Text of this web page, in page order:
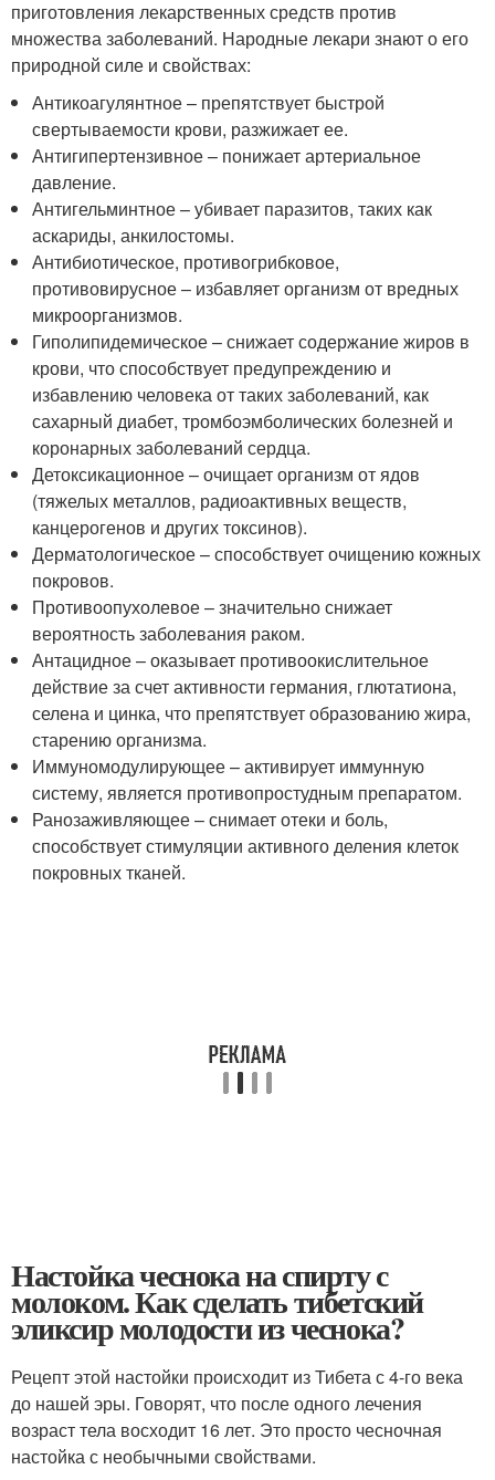
приготовления лекарственных средств против
множества заболеваний. Народные лекари знают о его
природной силе и свойствах:
Антикоагулянтное – препятствует быстрой
свертываемости крови, разжижает ее.
Антигипертензивное – понижает артериальное
давление.
Антигельминтное – убивает паразитов, таких как
аскариды, анкилостомы.
Антибиотическое, противогрибковое,
противовирусное – избавляет организм от вредных
микроорганизмов.
Гиполипидемическое – снижает содержание жиров в
крови, что способствует предупреждению и
избавлению человека от таких заболеваний, как
сахарный диабет, тромбоэмболических болезней и
коронарных заболеваний сердца.
Детоксикационное – очищает организм от ядов
(тяжелых металлов, радиоактивных веществ,
канцерогенов и других токсинов).
Дерматологическое – способствует очищению кожных
покровов.
Противоопухолевое – значительно снижает
вероятность заболевания раком.
Антацидное – оказывает противоокислительное
действие за счет активности германия, глютатиона,
селена и цинка, что препятствует образованию жира,
старению организма.
Иммуномодулирующее – активирует иммунную
систему, является противопростудным препаратом.
Ранозаживляющее – снимает отеки и боль,
способствует стимуляции активного деления клеток
покровных тканей.
Настойка чеснока на спирту с
молоком. Как сделать тибетский
эликсир молодости из чеснока?
Рецепт этой настойки происходит из Тибета с 4-го века
до нашей эры. Говорят, что после одного лечения
возраст тела восходит 16 лет. Это просто чесночная
настойка с необычными свойствами.